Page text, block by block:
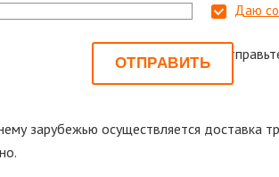
Даю
Или
зарубежью осуществляется доставка